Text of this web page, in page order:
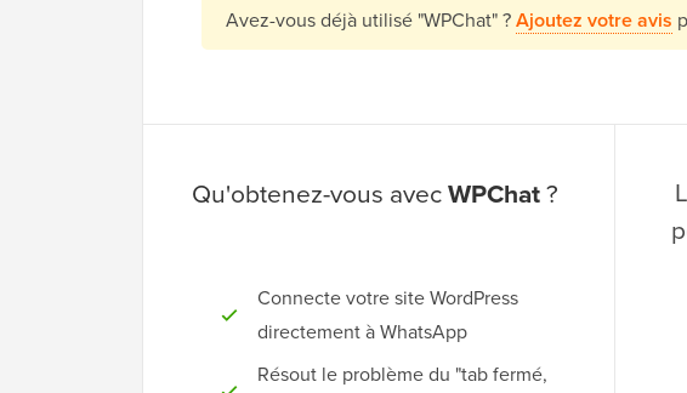
Avez-vous déjà utilisé "WPChat" ?Ajoutez votre avis
Qu'obtenez-vous avecWPChat?
Connecte votre site WordPress
directement à WhatsApp
Résout le problème du "tab fermé,